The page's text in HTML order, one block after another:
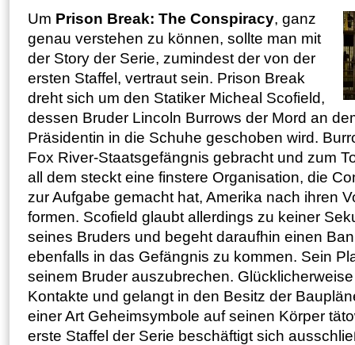
Um Prison Break: The Conspiracy, ganz
genau verstehen zu können, sollte man mit
der Story der Serie, zumindest der von der
ersten Staffel, vertraut sein. Prison Break
dreht sich um den Statiker Micheal Scofield,
dessen Bruder Lincoln Burrows der Mord an
Präsidentin in die Schuhe geschoben wird.
Fox River-Staatsgefängnis gebracht und zum
all dem steckt eine finstere Organisation, die
zur Aufgabe gemacht hat, Amerika nach ihren
formen. Scofield glaubt allerdings zu keiner
seines Bruders und begeht daraufhin einen
ebenfalls in das Gefängnis zu kommen. Sein
seinem Bruder auszubrechen.
Kontakte und gelangt in den Besitz der
einer Art Geheimsymbole auf seinen Körper
erste Staffel der Serie beschäftigt sich